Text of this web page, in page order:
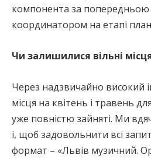
компонента за попередньою
координатором на етапі
Чи залишилися вільні
Через надзвичайно високий
місця на квітень і травень
уже повністю зайняті. Ми
і, щоб задовольнити всі
формат – «Львів музичний.